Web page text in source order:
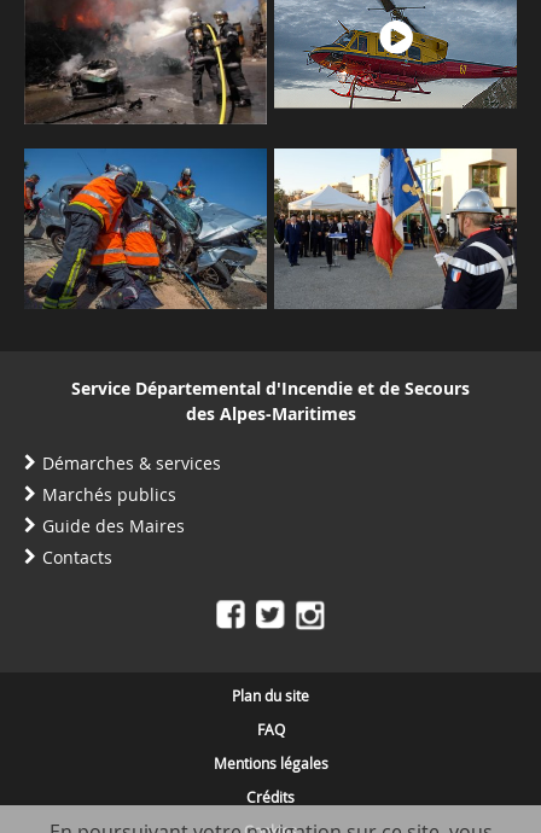
Service Départemental d'Incendie et de Secours
des Alpes-Maritimes
Démarches & services
Marchés publics
Guide des Maires
Contacts
Plan du site
FAQ
Mentions légales
Crédits